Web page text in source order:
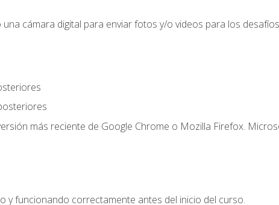
cámara digital para enviar fotos y/o videos para los
más reciente de Google Chrome o Mozilla Firefox.
y funcionando correctamente antes del inicio del curso.